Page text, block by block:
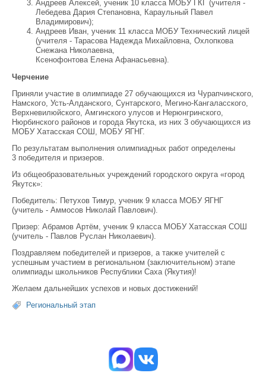
Андреев Алексей, ученик 10 класса МОБУ ГКГ (учителя -
Лебедева Дария Степановна, Караульный Павел
Владимирович);
Андреев Иван, ученик 11 класса МОБУ Технический лицей
(учителя - Тарасова Надежда Михайловна, Охлопкова
Снежана Николаевна,
Ксенофонтова Елена Афанасьевна).
Черчение
Приняли участие в олимпиаде 27 обучающихся из Чурапчинского,
Намского, Усть-Алданского, Сунтарского, Мегино-Кангаласского,
Верхневилюйского, Амгинского улусов и Нерюнгринского,
Нюрбинского районов и города Якутска, из них 3 обучающихся из
МОБУ Хатасская СОШ, МОБУ ЯГНГ.
По результатам выполнения олимпиадных работ определены
3 победителя и призеров.
Из общеобразовательных учреждений городского округа «город
Якутск»:
Победитель: Петухов Тимур, ученик 9 класса МОБУ ЯГНГ
(учитель - Аммосов Николай Павлович).
Призер: Абрамов Артём, ученик 9 класса МОБУ Хатасская СОШ
(учитель - Павлов Руслан Николаевич).
Поздравляем победителей и призеров, а также учителей с
успешным участием в региональном (заключительном) этапе
олимпиады школьников Республики Саха (Якутия)!
Желаем дальнейших успехов и новых достижений!
Региональный этап